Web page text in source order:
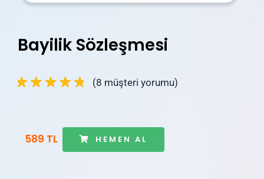
Bayilik Sözleşmesi
(8 müşteri yorumu)
589 TL HEMEN AL